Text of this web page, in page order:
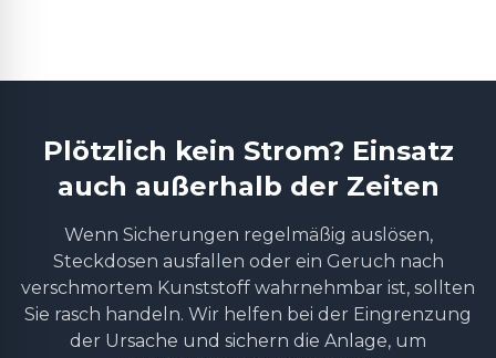
Plötzlich kein Strom? Einsatz
auch außerhalb der Zeiten
Wenn Sicherungen regelmäßig auslösen,
Steckdosen ausfallen oder ein Geruch nach
verschmortem Kunststoff wahrnehmbar ist, sollten
Sie rasch handeln. Wir helfen bei der Eingrenzung
der Ursache und sichern die Anlage, um